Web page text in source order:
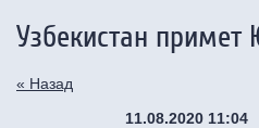
Узбекистан примет
« Назад
11.08.2020 11:04